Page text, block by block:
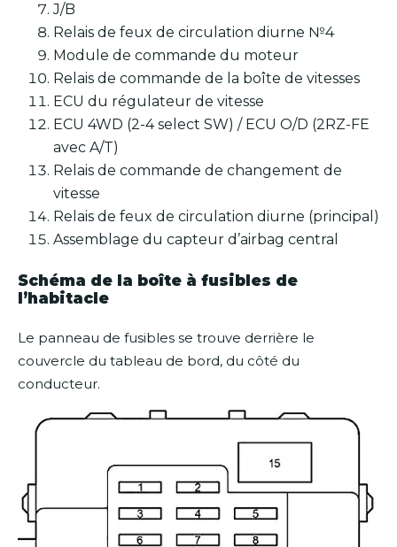
J/B
Relais de feux de circulation diurne №4
Module de commande du moteur
Relais de commande de la boîte de vitesses
ECU du régulateur de vitesse
ECU 4WD (2-4 select SW) / ECU O/D (2RZ-FE
avec A/T)
Relais de commande de changement de
vitesse
Relais de feux de circulation diurne (principal)
Assemblage du capteur d’airbag central
Schéma de la boîte à fusibles de
l’habitacle
Le panneau de fusibles se trouve derrière le
couvercle du tableau de bord, du côté du
conducteur.